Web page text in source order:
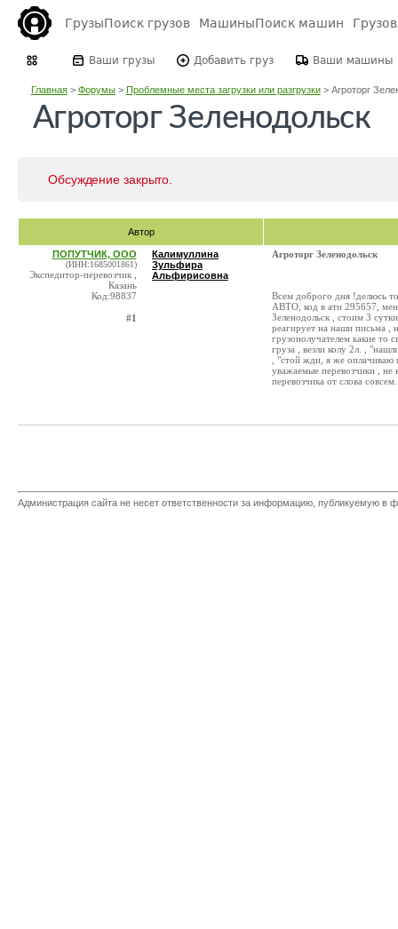
ГрузыПоиск грузов МашиныПоиск машин
Ваши грузы Добавить груз Ваши машины
Главная> Форумы> Проблемные места загрузки или разгрузки> Агроторг
Агроторг Зеленодольск
Обсуждение закрыто.
Автор
ПОПУТЧИК, ООО
(ИНН:1685001861)
Экспедитор-перевозчик ,
Казань
Код:98837
#1
Калимуллина
Зульфира
Альфирисовна
Агроторг Зеленодольск
Всем доброго дня !делюсь
АВТО, код в ати 295657,
Зеленодольск , стоим 3
реагирует на наши письма ,
грузополучателем какие то
груза , везли колу 2л. ,
, "стой жди, я же оплачиваю
уважаемые перевозчики , не
перевозчика от слова совсем.
Администрация сайта не несет ответственности за информацию, публикуемую